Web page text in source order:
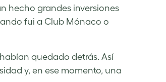
hecho grandes inversiones
fui a Club Mónaco o
quedado detrás. Así
y, en ese momento, una